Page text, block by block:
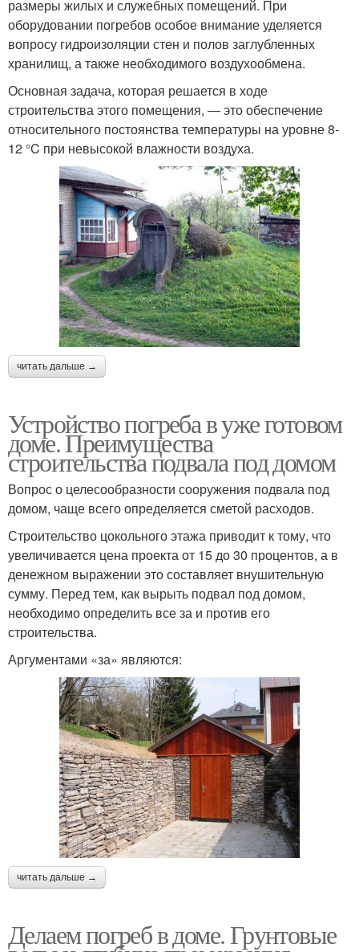
размеры жилых и служебных помещений. При
оборудовании погребов особое внимание уделяется
вопросу гидроизоляции стен и полов заглубленных
хранилищ, а также необходимого воздухообмена.
Основная задача, которая решается в ходе
строительства этого помещения, — это обеспечение
относительного постоянства температуры на уровне 8-
12 °C при невысокой влажности воздуха.
читать дальше →
Устройство погреба в уже готовом
доме. Преимущества
строительства подвала под домом
Вопрос о целесообразности сооружения подвала под
домом, чаще всего определяется сметой расходов.
Строительство цокольного этажа приводит к тому, что
увеличивается цена проекта от 15 до 30 процентов, а в
денежном выражении это составляет внушительную
сумму. Перед тем, как вырыть подвал под домом,
необходимо определить все за и против его
строительства.
Аргументами «за» являются:
читать дальше →
Делаем погреб в доме. Грунтовые